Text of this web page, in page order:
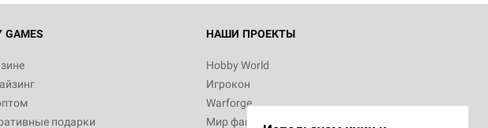
GAMES
подарки
НАШИ ПРОЕКТЫ
Hobby World
Игрокон
Warforge
Мир фантастики
Боевая тревога
игра Hobby World Сумерки
Четвёртая редакция: Грозовой